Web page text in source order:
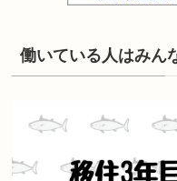
働いている人はみん